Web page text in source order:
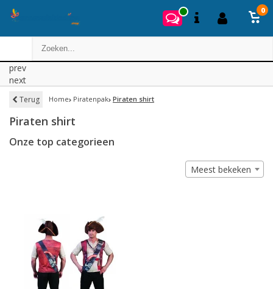
0
prev
next
Terug Home Piratenpak Piraten shirt
Piraten shirt
Onze top categorieen
Meest bekeken